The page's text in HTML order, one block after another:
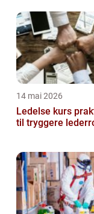
14 mai 2026
Ledelse kurs praktisk vei
til tryggere